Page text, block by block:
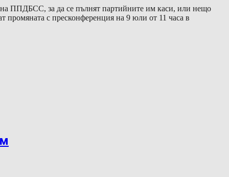
на ППДБСС, за да се пълнят партийните им каси, или нещо
промяната с пресконференция на 9 юли от 11 часа в